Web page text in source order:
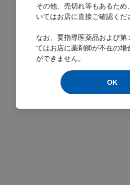
Loading...
その他、売切れ等もあるため
いてはお店に直接ご確認くだ
なお、要指導医薬品および第
てはお店に薬剤師が不在の場
ができません。
OK